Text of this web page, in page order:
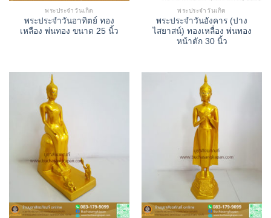
พระประจำวันเกิด
พระประจำวันอาทิตย์ ทอง
เหลือง พ่นทอง ขนาด 25 นิ้ว
พระประจำวันเกิด
พระประจำวันอังคาร (ปาง
ไสยาสน์) ทองเหลื่อง พ่นทอง
หน้าตัก 30 นิ้ว